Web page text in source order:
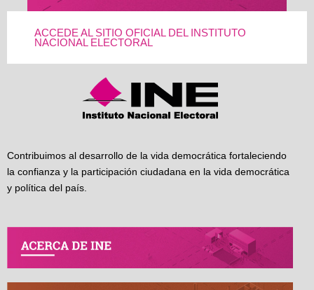
ACCEDE AL SITIO OFICIAL DEL INSTITUTO
NACIONAL ELECTORAL
Contribuimos al desarrollo de la vida democrática fortaleciendo
la confianza y la participación ciudadana en la vida democrática
y política del país.